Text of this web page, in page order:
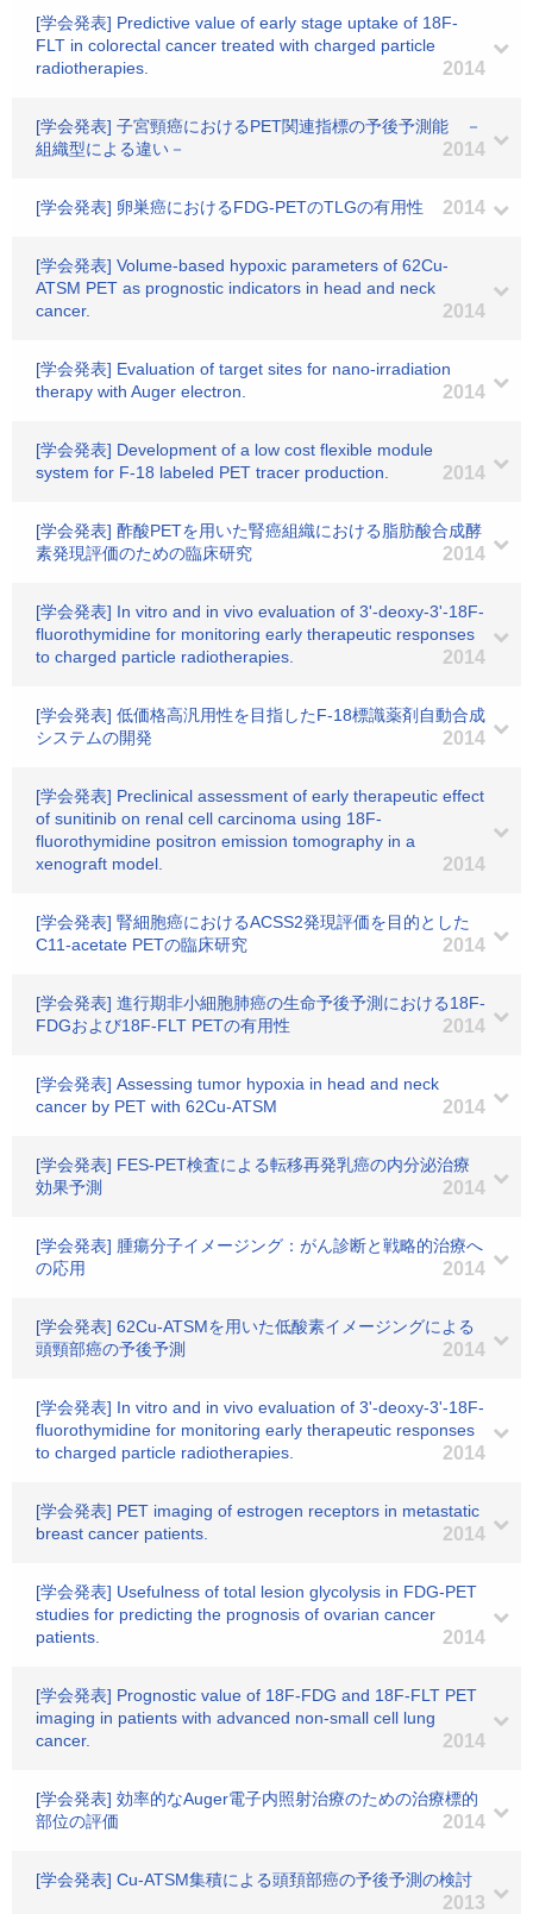
[学会発表] Predictive value of early stage uptake of 18F-
FLT in colorectal cancer treated with charged particle
radiotherapies.
2014
[学会発表] 子宮頸癌におけるPET関連指標の予後予測能 －
組織型による違い－
2014
[学会発表] 卵巣癌におけるFDG-PETのTLGの有用性 2014
[学会発表] Volume-based hypoxic parameters of 62Cu-
ATSM PET as prognostic indicators in head and neck
cancer.
2014
[学会発表] Evaluation of target sites for nano-irradiation
therapy with Auger electron.
2014
[学会発表] Development of a low cost flexible module
system for F-18 labeled PET tracer production.
2014
[学会発表] 酢酸PETを用いた腎癌組織における脂肪酸合成酵
素発現評価のための臨床研究
2014
[学会発表] In vitro and in vivo evaluation of 3'-deoxy-3'-18F-
fluorothymidine for monitoring early therapeutic responses
to charged particle radiotherapies.
2014
[学会発表] 低価格高汎用性を目指したF-18標識薬剤自動合成
システムの開発
2014
[学会発表] Preclinical assessment of early therapeutic effect
of sunitinib on renal cell carcinoma using 18F-
fluorothymidine positron emission tomography in a
xenograft model.
2014
[学会発表] 腎細胞癌におけるACSS2発現評価を目的とした
C11-acetate PETの臨床研究
2014
[学会発表] 進行期非小細胞肺癌の生命予後予測における18F-
FDGおよび18F-FLT PETの有用性
2014
[学会発表] Assessing tumor hypoxia in head and neck
cancer by PET with 62Cu-ATSM
2014
[学会発表] FES-PET検査による転移再発乳癌の内分泌治療
効果予測
2014
[学会発表] 腫瘍分子イメージング：がん診断と戦略的治療へ
の応用
2014
[学会発表] 62Cu-ATSMを用いた低酸素イメージングによる
頭頸部癌の予後予測
2014
[学会発表] In vitro and in vivo evaluation of 3'-deoxy-3'-18F-
fluorothymidine for monitoring early therapeutic responses
to charged particle radiotherapies.
2014
[学会発表] PET imaging of estrogen receptors in metastatic
breast cancer patients.
2014
[学会発表] Usefulness of total lesion glycolysis in FDG-PET
studies for predicting the prognosis of ovarian cancer
patients.
2014
[学会発表] Prognostic value of 18F-FDG and 18F-FLT PET
imaging in patients with advanced non-small cell lung
cancer.
2014
[学会発表] 効率的なAuger電子内照射治療のための治療標的
部位の評価
2014
[学会発表] Cu-ATSM集積による頭頚部癌の予後予測の検討
2013